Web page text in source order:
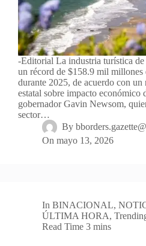
-Editorial La industria turística
un récord de $158.9 mil millones
durante 2025, de acuerdo con
estatal sobre impacto económico
gobernador Gavin Newsom,
sector…
By
On mayo 13, 2026
In BINACIONAL,
ÚLTIMA HORA,
Read Time 3 mins